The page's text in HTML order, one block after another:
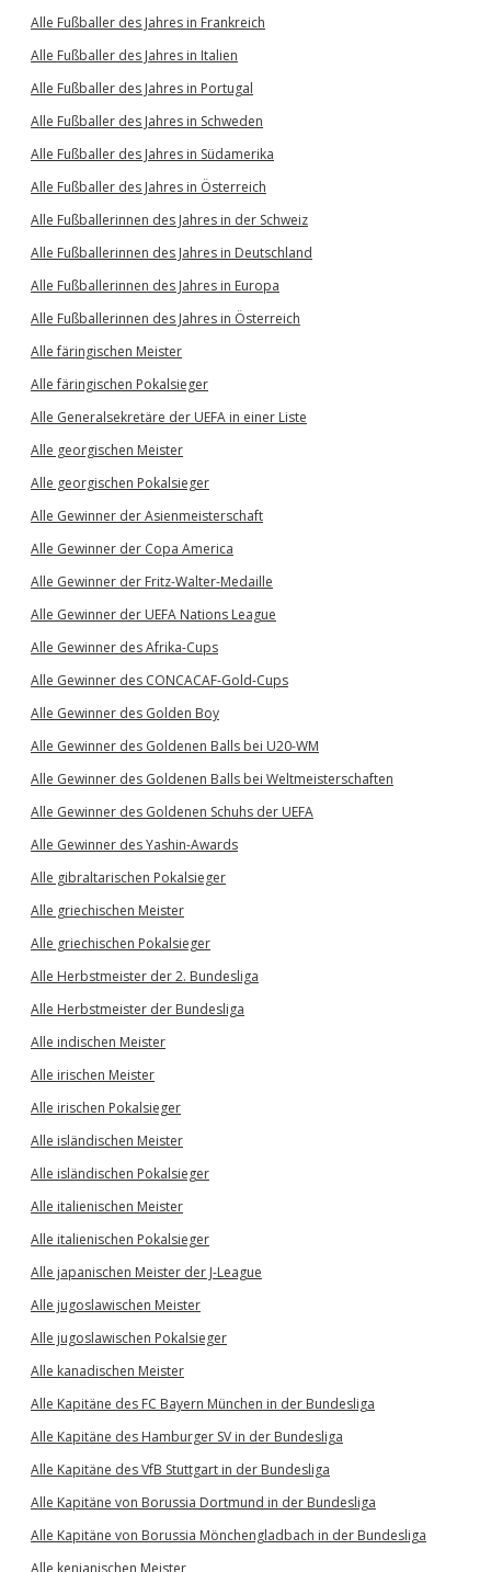
Alle Fußballer des Jahres in Frankreich
Alle Fußballer des Jahres in Italien
Alle Fußballer des Jahres in Portugal
Alle Fußballer des Jahres in Schweden
Alle Fußballer des Jahres in Südamerika
Alle Fußballer des Jahres in Österreich
Alle Fußballerinnen des Jahres in der Schweiz
Alle Fußballerinnen des Jahres in Deutschland
Alle Fußballerinnen des Jahres in Europa
Alle Fußballerinnen des Jahres in Österreich
Alle färingischen Meister
Alle färingischen Pokalsieger
Alle Generalsekretäre der UEFA in einer Liste
Alle georgischen Meister
Alle georgischen Pokalsieger
Alle Gewinner der Asienmeisterschaft
Alle Gewinner der Copa America
Alle Gewinner der Fritz-Walter-Medaille
Alle Gewinner der UEFA Nations League
Alle Gewinner des Afrika-Cups
Alle Gewinner des CONCACAF-Gold-Cups
Alle Gewinner des Golden Boy
Alle Gewinner des Goldenen Balls bei U20-WM
Alle Gewinner des Goldenen Balls bei Weltmeisterschaften
Alle Gewinner des Goldenen Schuhs der UEFA
Alle Gewinner des Yashin-Awards
Alle gibraltarischen Pokalsieger
Alle griechischen Meister
Alle griechischen Pokalsieger
Alle Herbstmeister der 2. Bundesliga
Alle Herbstmeister der Bundesliga
Alle indischen Meister
Alle irischen Meister
Alle irischen Pokalsieger
Alle isländischen Meister
Alle isländischen Pokalsieger
Alle italienischen Meister
Alle italienischen Pokalsieger
Alle japanischen Meister der J-League
Alle jugoslawischen Meister
Alle jugoslawischen Pokalsieger
Alle kanadischen Meister
Alle Kapitäne des FC Bayern München in der Bundesliga
Alle Kapitäne des Hamburger SV in der Bundesliga
Alle Kapitäne des VfB Stuttgart in der Bundesliga
Alle Kapitäne von Borussia Dortmund in der Bundesliga
Alle Kapitäne von Borussia Mönchengladbach in der Bundesliga
Alle kenianischen Meister